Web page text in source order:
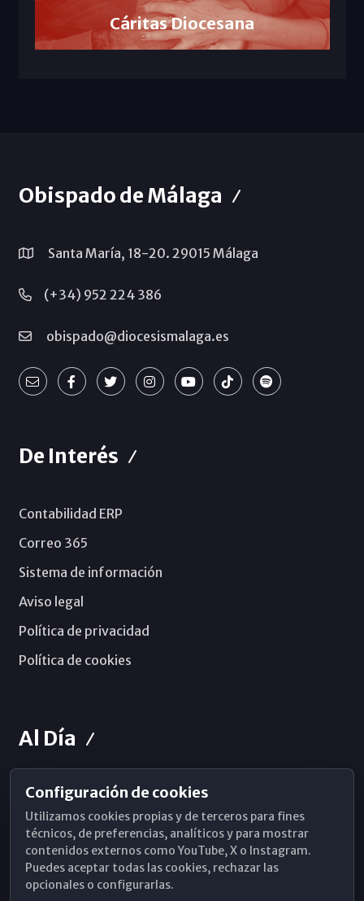
Cáritas Diocesana
Obispado de Málaga
Santa María, 18-20. 29015 Málaga
(+34) 952 224 386
obispado@diocesismalaga.es
De Interés
Contabilidad ERP
Correo 365
Sistema de información
Aviso legal
Política de privacidad
Política de cookies
Al Día
Horarios de Misa
Hemeroteca
WhatsApp
Configuración de cookies
Utilizamos cookies propias y de terceros para fines
técnicos, de preferencias, analíticos y para mostrar
contenidos externos como YouTube, X o Instagram.
Puedes aceptar todas las cookies, rechazar las
opcionales o configurarlas.